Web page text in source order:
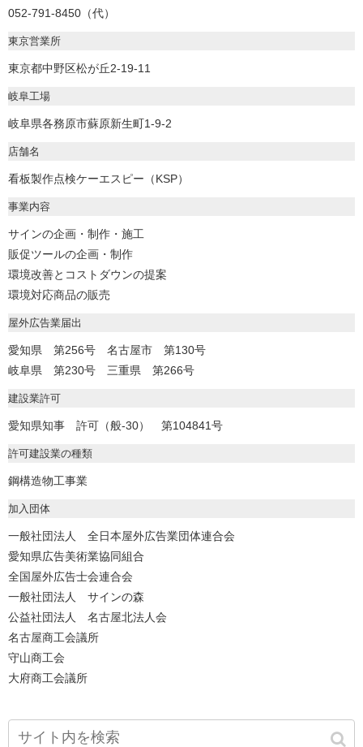
052-791-8450（代）
東京営業所
東京都中野区松が丘2-19-11
岐阜工場
岐阜県各務原市蘇原新生町1-9-2
店舗名
看板製作点検ケーエスピー（KSP）
事業内容
サインの企画・制作・施工
販促ツールの企画・制作
環境改善とコストダウンの提案
環境対応商品の販売
屋外広告業届出
愛知県 第256号 名古屋市 第130号
岐阜県 第230号 三重県 第266号
建設業許可
愛知県知事 許可（般-30） 第104841号
許可建設業の種類
鋼構造物工事業
加入団体
一般社団法人 全日本屋外広告業団体連合会
愛知県広告美術業協同組合
全国屋外広告士会連合会
一般社団法人 サインの森
公益社団法人 名古屋北法人会
名古屋商工会議所
守山商工会
大府商工会議所